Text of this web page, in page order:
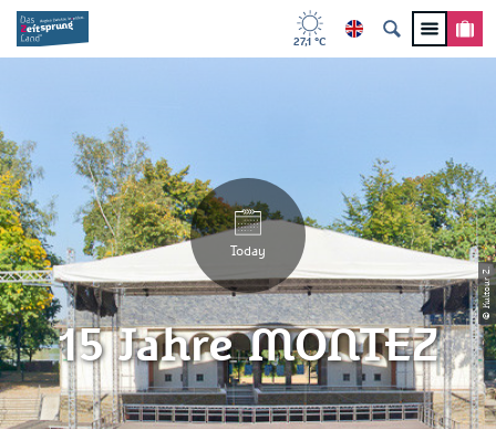
27,1 °C
© Kultour Z.
Today
15 Jahre MONTEZ